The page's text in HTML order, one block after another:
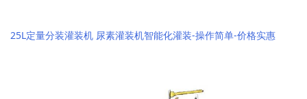
25L定量分装灌装机 尿素灌装机智能化灌装-操作简单-价格实惠